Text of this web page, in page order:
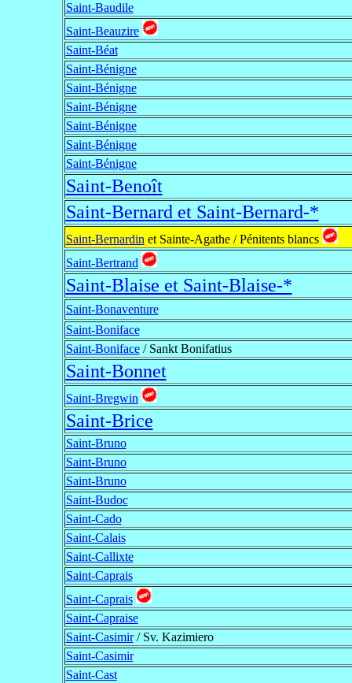
Saint-Baudile
Saint-Beauzire
Saint-Béat
Saint-Bénigne
Saint-Bénigne
Saint-Bénigne
Saint-Bénigne
Saint-Bénigne
Saint-Bénigne
Saint-Benoît
Saint-Bernard et Saint-Bernard-*
Saint-Bernardin et Sainte-Agathe / Pénitents blancs
Saint-Bertrand
Saint-Blaise et Saint-Blaise-*
Saint-Bonaventure
Saint-Boniface
Saint-Boniface/ Sankt Bonifatius
Saint-Bonnet
Saint-Bregwin
Saint-Brice
Saint-Bruno
Saint-Bruno
Saint-Bruno
Saint-Budoc
Saint-Cado
Saint-Calais
Saint-Callixte
Saint-Caprais
Saint-Caprais
Saint-Capraise
Saint-Casimir/ Sv. Kazimiero
Saint-Casimir
Saint-Cast